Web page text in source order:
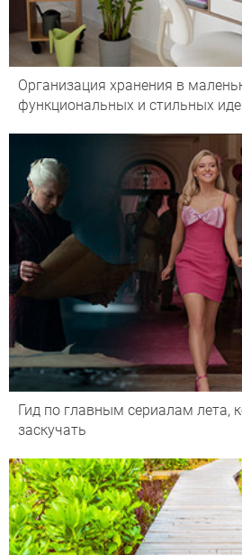
Организация хранения в
функциональных и стильных
Гид по главным сериалам лета,
заскучать